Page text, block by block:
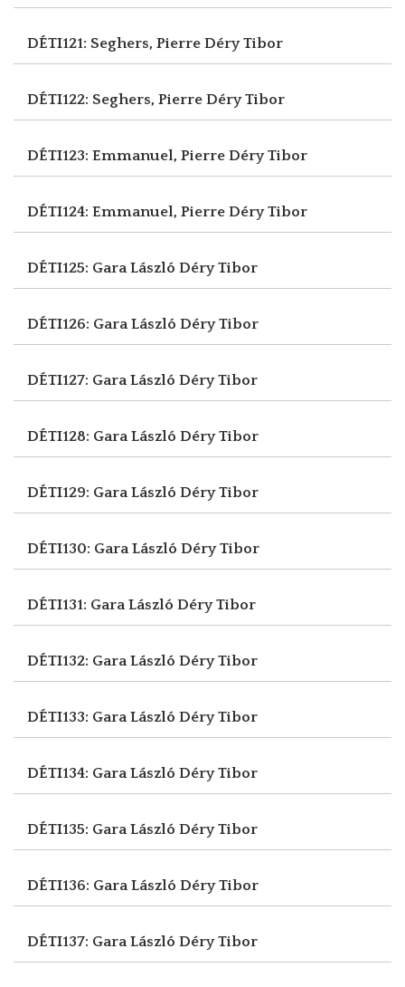
DÉTI121: Seghers, Pierre Déry Tibor
DÉTI122: Seghers, Pierre Déry Tibor
DÉTI123: Emmanuel, Pierre Déry Tibor
DÉTI124: Emmanuel, Pierre Déry Tibor
DÉTI125: Gara László Déry Tibor
DÉTI126: Gara László Déry Tibor
DÉTI127: Gara László Déry Tibor
DÉTI128: Gara László Déry Tibor
DÉTI129: Gara László Déry Tibor
DÉTI130: Gara László Déry Tibor
DÉTI131: Gara László Déry Tibor
DÉTI132: Gara László Déry Tibor
DÉTI133: Gara László Déry Tibor
DÉTI134: Gara László Déry Tibor
DÉTI135: Gara László Déry Tibor
DÉTI136: Gara László Déry Tibor
DÉTI137: Gara László Déry Tibor